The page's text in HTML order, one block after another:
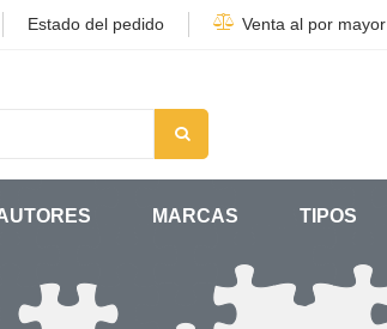
Estado del pedido Venta al por mayor
MARCAS TIPOS